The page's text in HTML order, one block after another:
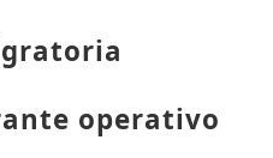
operativo